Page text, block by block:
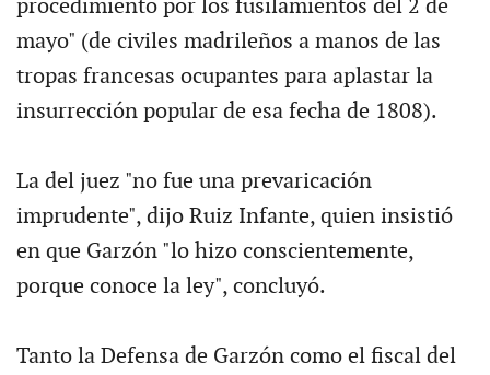
procedimiento por los fusilamientos del 2 de
mayo" (de civiles madrileños a manos de las
tropas francesas ocupantes para aplastar la
insurrección popular de esa fecha de 1808).
La del juez "no fue una prevaricación
imprudente", dijo Ruiz Infante, quien insistió
en que Garzón "lo hizo conscientemente,
porque conoce la ley", concluyó.
Tanto la Defensa de Garzón como el fiscal del